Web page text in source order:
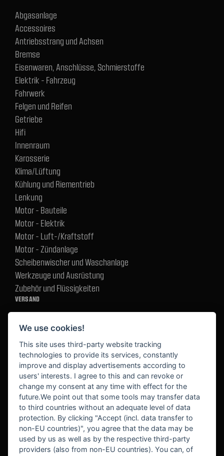
Abgasanlage
Accessoires
Antriebsstrang und Achsen
Bremse
Eisenwaren, Anschlüsse, Schmierstoffe
Elektrik - Fahrzeug
Fahrwerk
Felgen und Reifen
Getriebe
Hifi
Innenraum
Karosserie
Klima/Lüftung
Kühlung und Riementrieb
Lenkung
Motor - Bauteile
Motor - Elektrik
Motor - Luft-/Kraftstoff
Motor - Zündanlage
Scheibenwischer und Waschanlage
Werkzeuge und Ausrüstung
Zubehör und Flüssigkeiten
VERSAND
BEKANNT AUS
We use cookies!
This site uses third-party website tracking
technologies to provide its services, constantly
improve and display advertisements according to
users' interests. I agree to this and can revoke or
change my consent at any time with effect for the
future.We point out that some tools may transfer data
to third countries without an adequate level of data
protection. By clicking "Accept (incl. data transfer to
non-EU countries)", you agree that the data may be
used by us as well as by the respective third-party
providers (also from non-EU countries). You can, of